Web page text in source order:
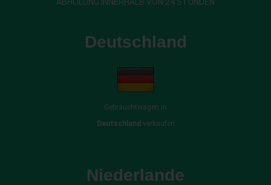
Deutschland
Gebrauchtwagen in
Deutschland verkaufen
Niederlande